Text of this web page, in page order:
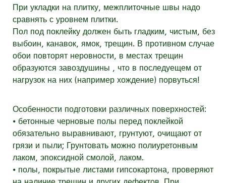
При укладки на плитку, межплиточные швы надо
сравнять с уровнем плитки.
Пол под поклейку должен быть гладким, чистым, без
выбоин, канавок, ямок, трещин. В противном случае
обои повторят неровности, в местах трещин
образуются завоздушины , что в последуещем от
нагрузок на них (например хождение) порвуться!
Особенности подготовки различных поверхностей:
⦁ бетонные черновые полы перед поклейкой
обязательно выравнивают, грунтуют, очищают от
грязи и пыли; Грунтовать можно полиуретонвым
лаком, эпоксидной смолой, лаком.
⦁ полы, покрытые листами гипсокартона, проверяют